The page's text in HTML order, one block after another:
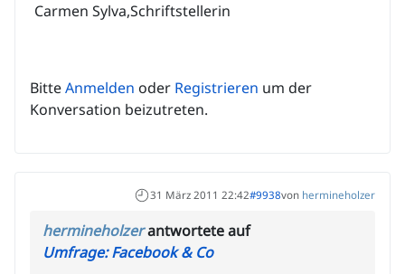
Carmen Sylva,Schriftstellerin
BitteAnmelden oder Registrieren um der
Konversation beizutreten.
31 März 2011 22:42#9938von hermineholzer
hermineholzerantwortete auf
Umfrage: Facebook & Co